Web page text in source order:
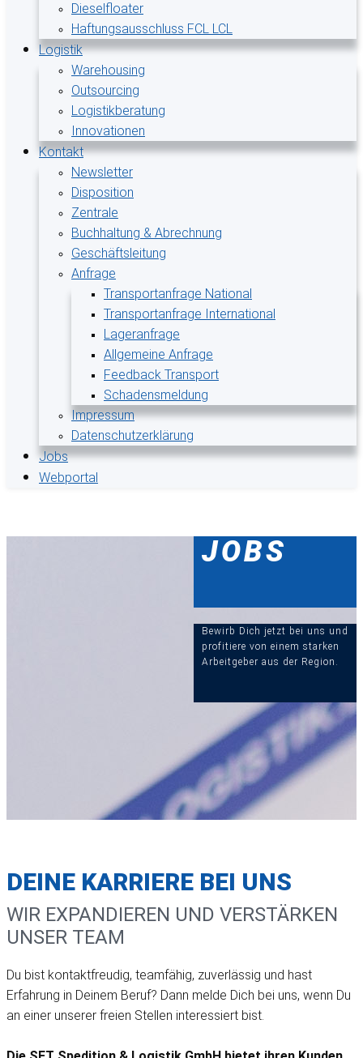
Dieselfloater
Haftungsausschluss FCL LCL
Logistik
Warehousing
Outsourcing
Logistikberatung
Innovationen
Kontakt
Newsletter
Disposition
Zentrale
Buchhaltung & Abrechnung
Geschäftsleitung
Anfrage
Transportanfrage National
Transportanfrage International
Lageranfrage
Allgemeine Anfrage
Feedback Transport
Schadensmeldung
Impressum
Datenschutzerklärung
Jobs
Webportal
JOBS
Bewirb Dich jetzt bei uns und
profitiere von einem starken
Arbeitgeber aus der Region.
DEINE KARRIERE BEI UNS
WIR EXPANDIEREN UND VERSTÄRKEN
UNSER TEAM
Du bist kontaktfreudig, teamfähig, zuverlässig und hast
Erfahrung in Deinem Beruf? Dann melde Dich bei uns, wenn Du
an einer unserer freien Stellen interessiert bist.